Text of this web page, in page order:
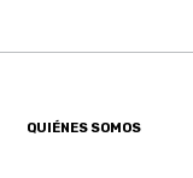
QUIÉNES SOMOS